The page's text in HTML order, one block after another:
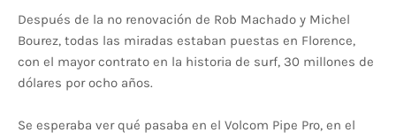
Después de la no renovación de Rob Machado y Michel
Bourez, todas las miradas estaban puestas en Florence,
con el mayor contrato en la historia de surf, 30 millones de
dólares por ocho años.
Se esperaba ver qué pasaba en el Volcom Pipe Pro, en el